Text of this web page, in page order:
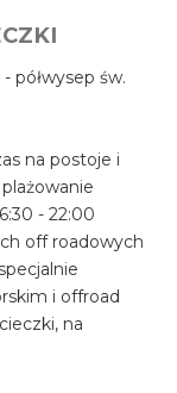
półwysep św.
na postoje i
- 22:00
off roadowych
i offroad
na